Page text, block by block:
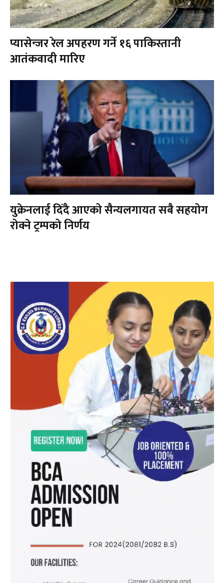
प्यासेन्जर रेल अपहरण गर्ने १६ पाकिस्तानी
आतंकवादी मारिए
युक्रेनलाई दिँदै आएको सैन्यलगायत सबै सहयोग
रोक्ने ट्रम्पको निर्णय